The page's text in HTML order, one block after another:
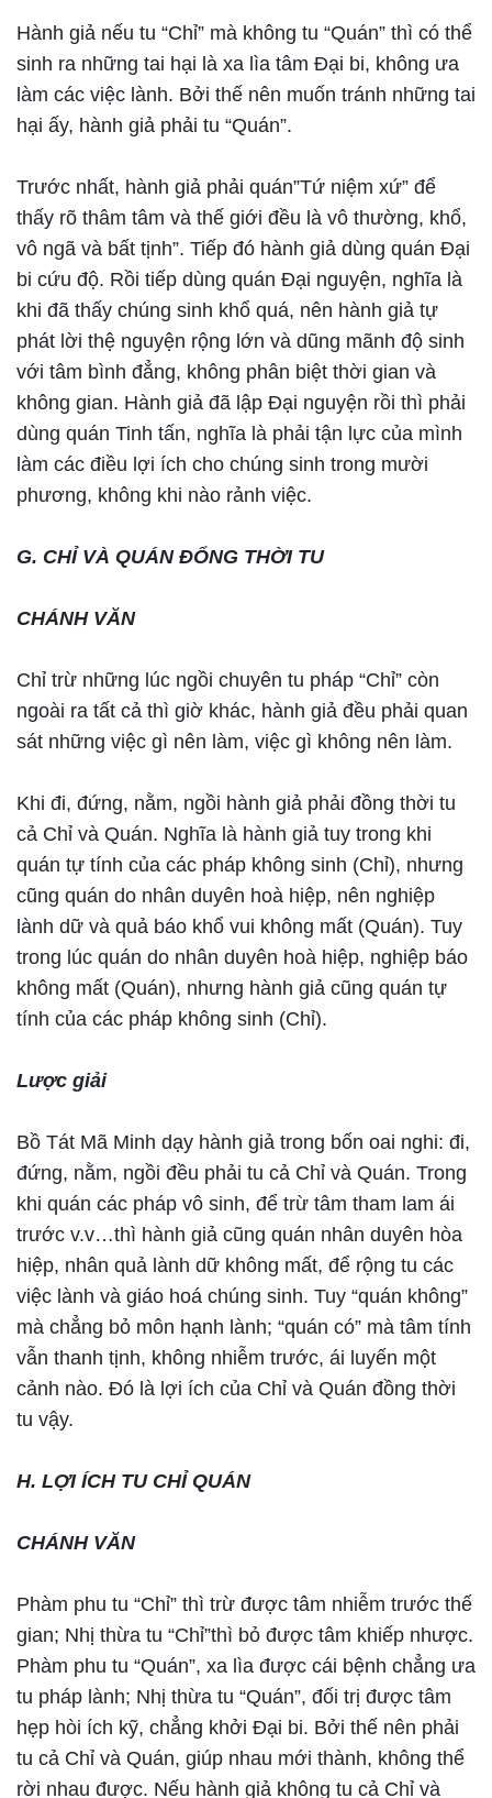
Hành giả nếu tu “Chỉ” mà không tu “Quán” thì có thể
sinh ra những tai hại là xa lìa tâm Đại bi, không ưa
làm các việc lành. Bởi thế nên muốn tránh những tai
hại ấy, hành giả phải tu “Quán”.
Trước nhất, hành giả phải quán”Tứ niệm xứ” để
thấy rõ thâm tâm và thế giới đều là vô thường, khổ,
vô ngã và bất tịnh”. Tiếp đó hành giả dùng quán Đại
bi cứu độ. Rồi tiếp dùng quán Đại nguyện, nghĩa là
khi đã thấy chúng sinh khổ quá, nên hành giả tự
phát lời thệ nguyện rộng lớn và dũng mãnh độ sinh
với tâm bình đẳng, không phân biệt thời gian và
không gian. Hành giả đã lập Đại nguyện rồi thì phải
dùng quán Tinh tấn, nghĩa là phải tận lực của mình
làm các điều lợi ích cho chúng sinh trong mười
phương, không khi nào rảnh việc.
G. CHỈ VÀ QUÁN ĐỔNG THỜI TU
CHÁNH VĂN
Chỉ trừ những lúc ngồi chuyên tu pháp “Chỉ” còn
ngoài ra tất cả thì giờ khác, hành giả đều phải quan
sát những việc gì nên làm, việc gì không nên làm.
Khi đi, đứng, nằm, ngồi hành giả phải đồng thời tu
cả Chỉ và Quán. Nghĩa là hành giả tuy trong khi
quán tự tính của các pháp không sinh (Chỉ), nhưng
cũng quán do nhân duyên hoà hiệp, nên nghiệp
lành dữ và quả báo khổ vui không mất (Quán). Tuy
trong lúc quán do nhân duyên hoà hiệp, nghiệp báo
không mất (Quán), nhưng hành giả cũng quán tự
tính của các pháp không sinh (Chỉ).
Lược giải
Bồ Tát Mã Minh dạy hành giả trong bốn oai nghi: đi,
đứng, nằm, ngồi đều phải tu cả Chỉ và Quán. Trong
khi quán các pháp vô sinh, để trừ tâm tham lam ái
trước v.v…thì hành giả cũng quán nhân duyên hòa
hiệp, nhân quả lành dữ không mất, để rộng tu các
việc lành và giáo hoá chúng sinh. Tuy “quán không”
mà chẳng bỏ môn hạnh lành; “quán có” mà tâm tính
vẫn thanh tịnh, không nhiễm trước, ái luyến một
cảnh nào. Đó là lợi ích của Chỉ và Quán đồng thời
tu vậy.
H. LỢI ÍCH TU CHỈ QUÁN
CHÁNH VĂN
Phàm phu tu “Chỉ” thì trừ được tâm nhiễm trước thế
gian; Nhị thừa tu “Chỉ”thì bỏ được tâm khiếp nhược.
Phàm phu tu “Quán”, xa lìa được cái bệnh chẳng ưa
tu pháp lành; Nhị thừa tu “Quán”, đối trị được tâm
hẹp hòi ích kỹ, chẳng khởi Đại bi. Bởi thế nên phải
tu cả Chỉ và Quán, giúp nhau mới thành, không thể
rời nhau được. Nếu hành giả không tu cả Chỉ và